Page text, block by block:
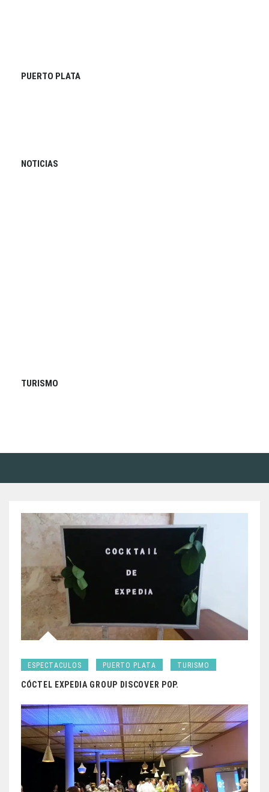
PUERTO PLATA
NOTICIAS
TURISMO
ESPECTACULOS PUERTO PLATA TURISMO
CÓCTEL EXPEDIA GROUP DISCOVER POP.